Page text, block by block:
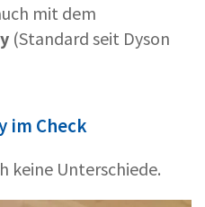
mit dem
(Standard seit Dyson
im Check
keine Unterschiede.